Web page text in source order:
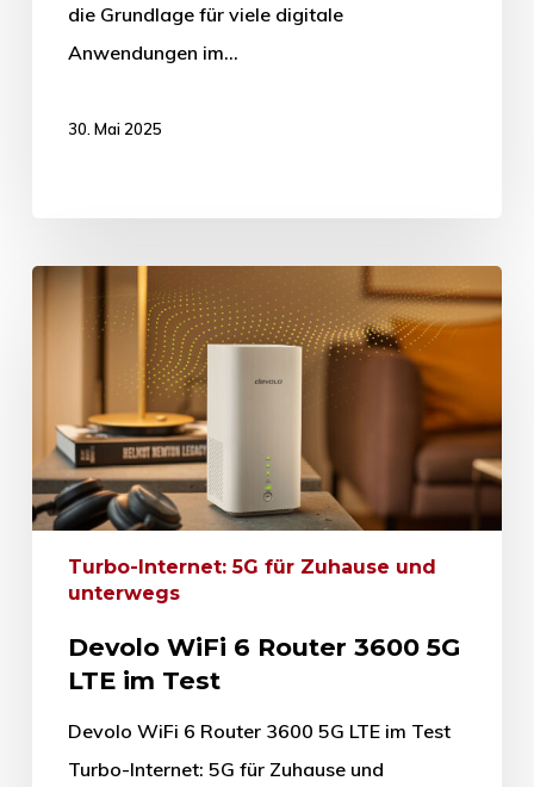
die Grundlage für viele digitale
Anwendungen im…
30. Mai 2025
Turbo-Internet: 5G für Zuhause und
unterwegs
Devolo WiFi 6 Router 3600 5G
LTE im Test
Devolo WiFi 6 Router 3600 5G LTE im Test
Turbo-Internet: 5G für Zuhause und